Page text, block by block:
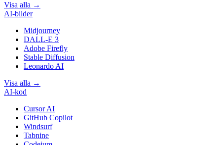
Visa alla →
AI-bilder
Midjourney
DALL-E 3
Adobe Firefly
Stable Diffusion
Leonardo AI
Visa alla →
AI-kod
Cursor AI
GitHub Copilot
Windsurf
Tabnine